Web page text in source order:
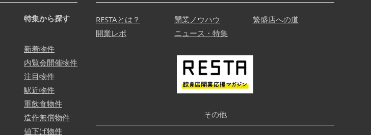
特集から探す
新着物件
内覧会開催物件
注目物件
駅近物件
重飲食物件
造作無償物件
値下げ物件
RESTAとは？ 開業ノウハウ
繁盛店への道
開業レポ
ニュース・特集
その他